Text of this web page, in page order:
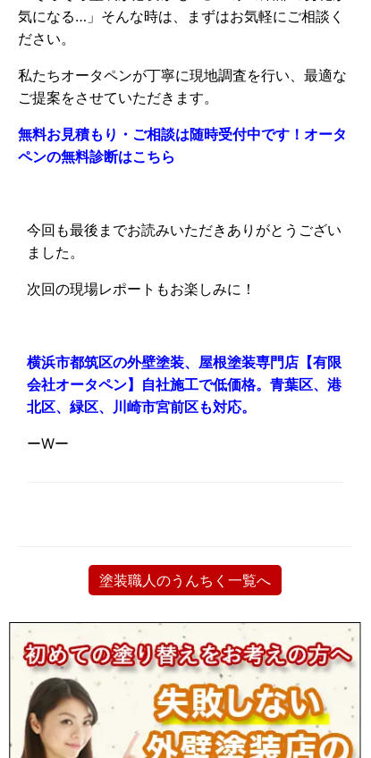
気になる…」そんな時は、まずはお気軽にご相談く
ださい。
私たちオータペンが丁寧に現地調査を行い、最適な
ご提案をさせていただきます。
無料お見積もり・ご相談は随時受付中です！オータ
ペンの無料診断はこちら
今回も最後までお読みいただきありがとうござい
ました。
次回の現場レポートもお楽しみに！
横浜市都筑区の外壁塗装、屋根塗装専門店【有限
会社オータペン】自社施工で低価格。青葉区、港
北区、緑区、川崎市宮前区も対応。
ーWー
塗装職人のうんちく一覧へ